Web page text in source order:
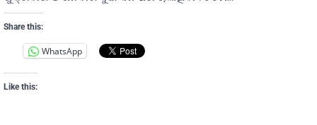
Share this:
WhatsApp
Like this: